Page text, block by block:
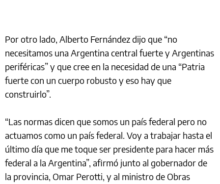
Por otro lado, Alberto Fernández dijo que “no
necesitamos una Argentina central fuerte y Argentinas
periféricas” y que cree en la necesidad de una “Patria
fuerte con un cuerpo robusto y eso hay que
construirlo”.
“Las normas dicen que somos un país federal pero no
actuamos como un país federal. Voy a trabajar hasta el
último día que me toque ser presidente para hacer más
federal a la Argentina”, afirmó junto al gobernador de
la provincia, Omar Perotti, y al ministro de Obras